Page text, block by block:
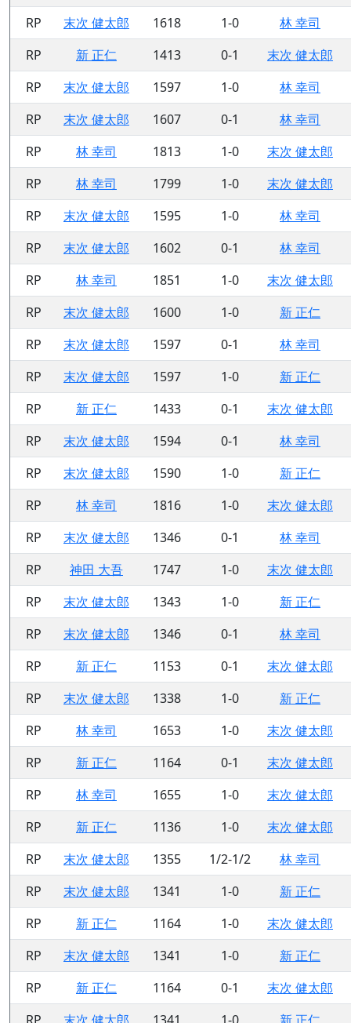
RP
末次 健太郎 1618 1-0
林 幸司
RP
新 正仁 1413 0-1
末次 健太郎
RP
末次 健太郎 1597 1-0
林 幸司
RP
末次 健太郎 1607 0-1
林 幸司
RP
林 幸司 1813 1-0
末次 健太郎
RP
林 幸司 1799 1-0
末次 健太郎
RP
末次 健太郎 1595 1-0
林 幸司
RP
末次 健太郎 1602 0-1
林 幸司
RP
林 幸司 1851 1-0
末次 健太郎
RP
末次 健太郎 1600 1-0
新 正仁
RP
末次 健太郎 1597 0-1
林 幸司
RP
末次 健太郎 1597 1-0
新 正仁
RP
新 正仁 1433 0-1
末次 健太郎
RP
末次 健太郎 1594 0-1
林 幸司
RP
末次 健太郎 1590 1-0
新 正仁
RP
林 幸司 1816 1-0
末次 健太郎
RP
末次 健太郎 1346 0-1
林 幸司
RP
神田 大吾 1747 1-0
末次 健太郎
RP
末次 健太郎 1343 1-0
新 正仁
RP
末次 健太郎 1346 0-1
林 幸司
RP
新 正仁 1153 0-1
末次 健太郎
RP
末次 健太郎 1338 1-0
新 正仁
RP
林 幸司 1653 1-0
末次 健太郎
RP
新 正仁 1164 0-1
末次 健太郎
RP
林 幸司 1655 1-0
末次 健太郎
RP
新 正仁 1136 1-0
末次 健太郎
RP
末次 健太郎 1355 1/2-1/2
林 幸司
RP
末次 健太郎 1341 1-0
新 正仁
RP
新 正仁 1164 1-0
末次 健太郎
RP
末次 健太郎 1341 1-0
新 正仁
RP
新 正仁 1164 0-1
末次 健太郎
RP
末次 健太郎 1341 1-0 新 正仁